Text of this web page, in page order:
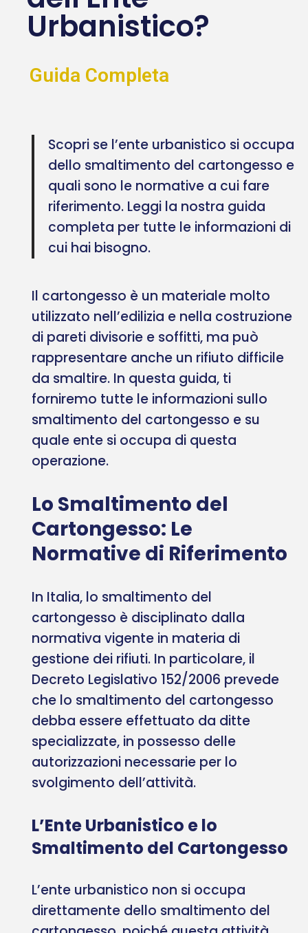
Urbanistico?
Guida Completa
Scopri se l’ente urbanistico si occupa
dello smaltimento del cartongesso e
quali sono le normative a cui fare
riferimento. Leggi la nostra guida
completa per tutte le informazioni di
cui hai bisogno.
Il cartongesso è un materiale molto
utilizzato nell’edilizia e nella costruzione
di pareti divisorie e soffitti, ma può
rappresentare anche un rifiuto difficile
da smaltire. In questa guida, ti
forniremo tutte le informazioni sullo
smaltimento del cartongesso e su
quale ente si occupa di questa
operazione.
Lo Smaltimento del
Cartongesso: Le
Normative di Riferimento
In Italia, lo smaltimento del
cartongesso è disciplinato dalla
normativa vigente in materia di
gestione dei rifiuti. In particolare, il
Decreto Legislativo 152/2006 prevede
che lo smaltimento del cartongesso
debba essere effettuato da ditte
specializzate, in possesso delle
autorizzazioni necessarie per lo
svolgimento dell’attività.
L’Ente Urbanistico e lo
Smaltimento del Cartongesso
L’ente urbanistico non si occupa
direttamente dello smaltimento del